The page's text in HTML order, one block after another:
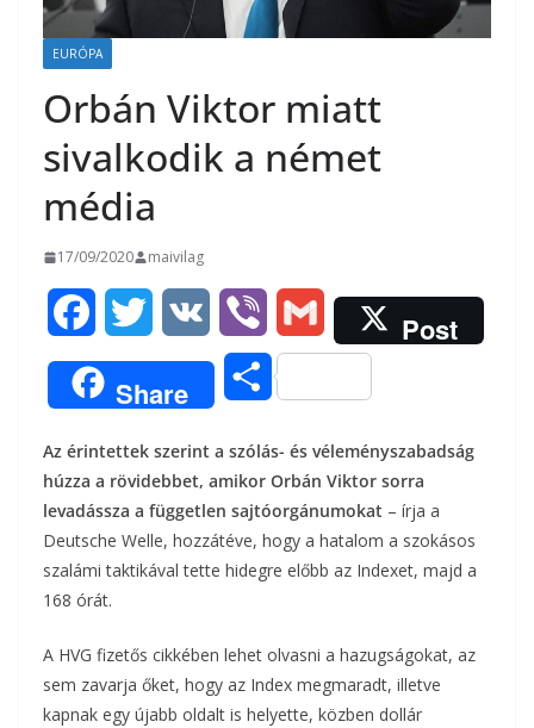
EURÓPA
Orbán Viktor miatt
sivalkodik a német
média
17/09/2020 maivilag
a
c
e
b
o
o
k
w
i
t
t
e
K
i
b
e
r
m
a
i
l
Post
Share
O
s
z
a
e
g
Az érintettek szerint a szólás- és véleményszabadság
húzza a rövidebbet, amikor Orbán Viktor sorra
levadássza a független sajtóorgánumokat – írja a
Deutsche Welle, hozzátéve, hogy a hatalom a szokásos
szalámi taktikával tette hidegre előbb az Indexet, majd a
168 órát.
A HVG fizetős cikkében lehet olvasni a hazugságokat, az
sem zavarja őket, hogy az Index megmaradt, illetve
kapnak egy újabb oldalt is helyette, közben dollár